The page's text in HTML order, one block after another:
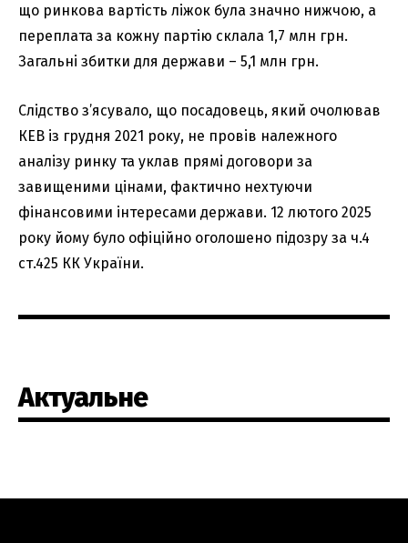
що ринкова вартість ліжок була значно нижчою, а
переплата за кожну партію склала 1,7 млн грн.
Загальні збитки для держави – 5,1 млн грн.
Слідство з’ясувало, що посадовець, який очолював
КЕВ із грудня 2021 року, не провів належного
аналізу ринку та уклав прямі договори за
завищеними цінами, фактично нехтуючи
фінансовими інтересами держави. 12 лютого 2025
року йому було офіційно оголошено підозру за ч.4
ст.425 КК України.
Актуальне